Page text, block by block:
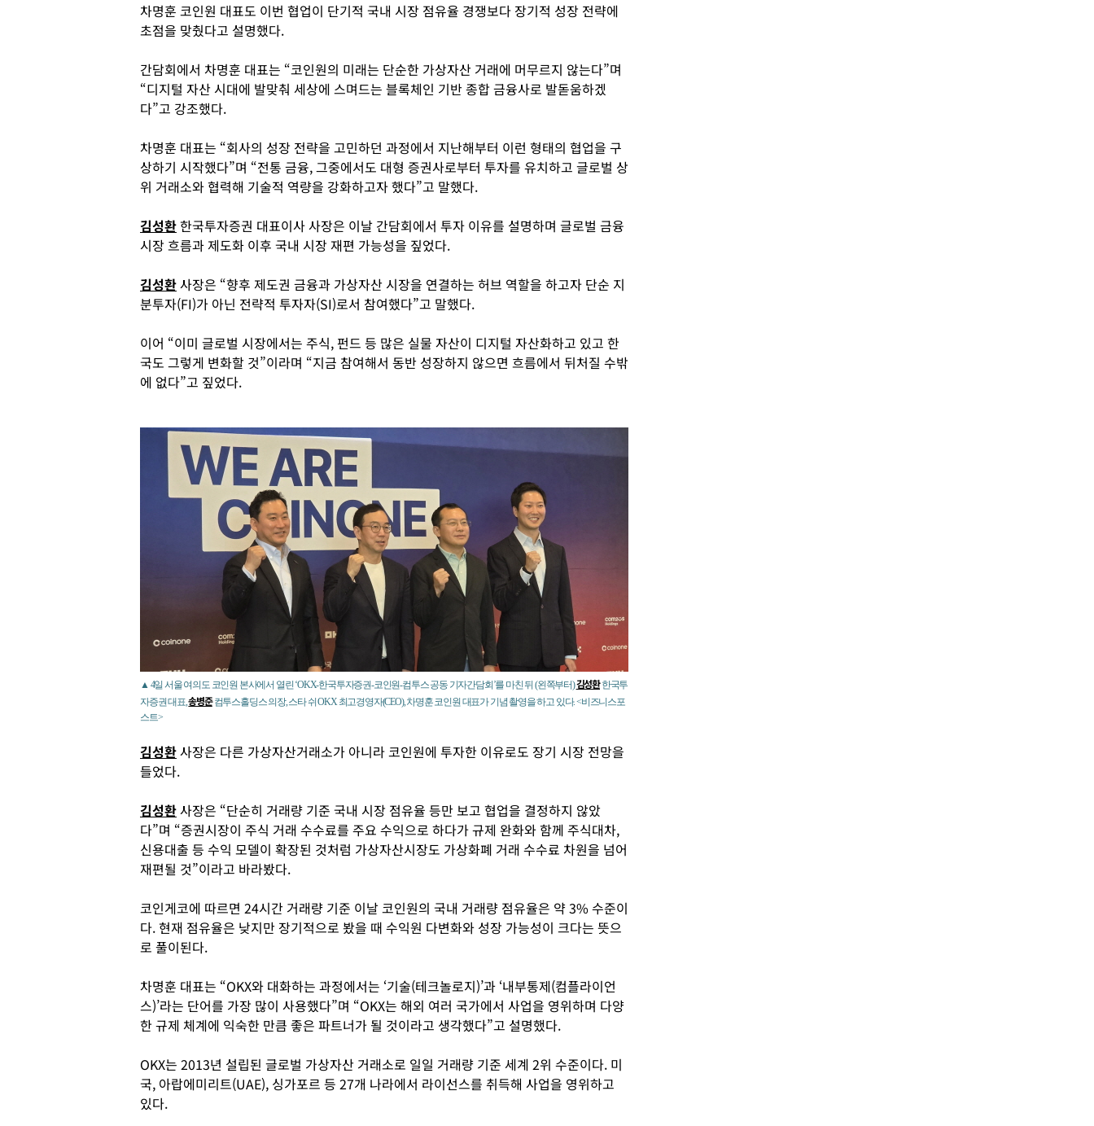
차명훈 코인원 대표도 이번 협업이 단기적 국내 시장 점유율 경쟁보다 장기적 성장 전략에
초점을 맞췄다고 설명했다.
간담회에서 차명훈 대표는 “코인원의 미래는 단순한 가상자산 거래에 머무르지 않는다”며
“디지털 자산 시대에 발맞춰 세상에 스며드는 블록체인 기반 종합 금융사로 발돋움하겠
다”고 강조했다.
차명훈 대표는 “회사의 성장 전략을 고민하던 과정에서 지난해부터 이런 형태의 협업을 구
상하기 시작했다”며 “전통 금융, 그중에서도 대형 증권사로부터 투자를 유치하고 글로벌 상
위 거래소와 협력해 기술적 역량을 강화하고자 했다”고 말했다.
김성환한국투자증권 대표이사 사장은 이날 간담회에서 투자 이유를 설명하며 글로벌 금융
시장 흐름과 제도화 이후 국내 시장 재편 가능성을 짚었다.
김성환사장은 “향후 제도권 금융과 가상자산 시장을 연결하는 허브 역할을 하고자 단순 지
분투자(FI)가 아닌 전략적 투자자(SI)로서 참여했다”고 말했다.
이어 “이미 글로벌 시장에서는 주식, 펀드 등 많은 실물 자산이 디지털 자산화하고 있고 한
국도 그렇게 변화할 것”이라며 “지금 참여해서 동반 성장하지 않으면 흐름에서 뒤처질 수밖
에 없다”고 짚었다.
▲ 4일 서울 여의도 코인원 본사에서 열린 ‘OKX-한국투자증권-코인원-컴투스 공동 기자간담회’를 마친 뒤 (왼쪽부터)김성환한국투
자증권 대표,송병준컴투스홀딩스 의장, 스타 쉬 OKX 최고경영자(CEO), 차명훈 코인원 대표가 기념 촬영을 하고 있다. <비즈니스포
스트>
김성환사장은 다른 가상자산거래소가 아니라 코인원에 투자한 이유로도 장기 시장 전망을
들었다.
김성환사장은 “단순히 거래량 기준 국내 시장 점유율 등만 보고 협업을 결정하지 않았
다”며 “증권시장이 주식 거래 수수료를 주요 수익으로 하다가 규제 완화와 함께 주식대차,
신용대출 등 수익 모델이 확장된 것처럼 가상자산시장도 가상화폐 거래 수수료 차원을 넘어
재편될 것”이라고 바라봤다.
코인게코에 따르면 24시간 거래량 기준 이날 코인원의 국내 거래량 점유율은 약 3% 수준이
다. 현재 점유율은 낮지만 장기적으로 봤을 때 수익원 다변화와 성장 가능성이 크다는 뜻으
로 풀이된다.
차명훈 대표는 “OKX와 대화하는 과정에서는 ‘기술(테크놀로지)’과 ‘내부통제(컴플라이언
스)’라는 단어를 가장 많이 사용했다”며 “OKX는 해외 여러 국가에서 사업을 영위하며 다양
한 규제 체계에 익숙한 만큼 좋은 파트너가 될 것이라고 생각했다”고 설명했다.
OKX는 2013년 설립된 글로벌 가상자산 거래소로 일일 거래량 기준 세계 2위 수준이다. 미
국, 아랍에미리트(UAE), 싱가포르 등 27개 나라에서 라이선스를 취득해 사업을 영위하고
있다.